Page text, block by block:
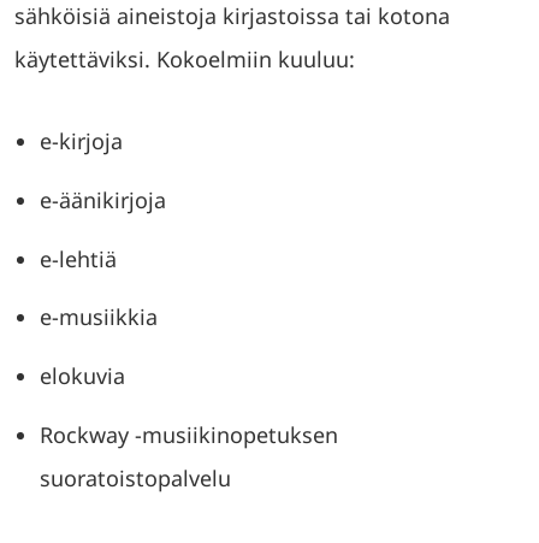
sähköisiä aineistoja kirjastoissa tai kotona
käytettäviksi. Kokoelmiin kuuluu:
e-kirjoja
e-äänikirjoja
e-lehtiä
e-musiikkia
elokuvia
Rockway -musiikinopetuksen
suoratoistopalvelu